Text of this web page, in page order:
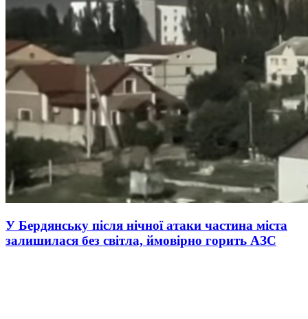
У Бердянську після нічної атаки частина міста
залишилася без світла, ймовірно горить АЗС